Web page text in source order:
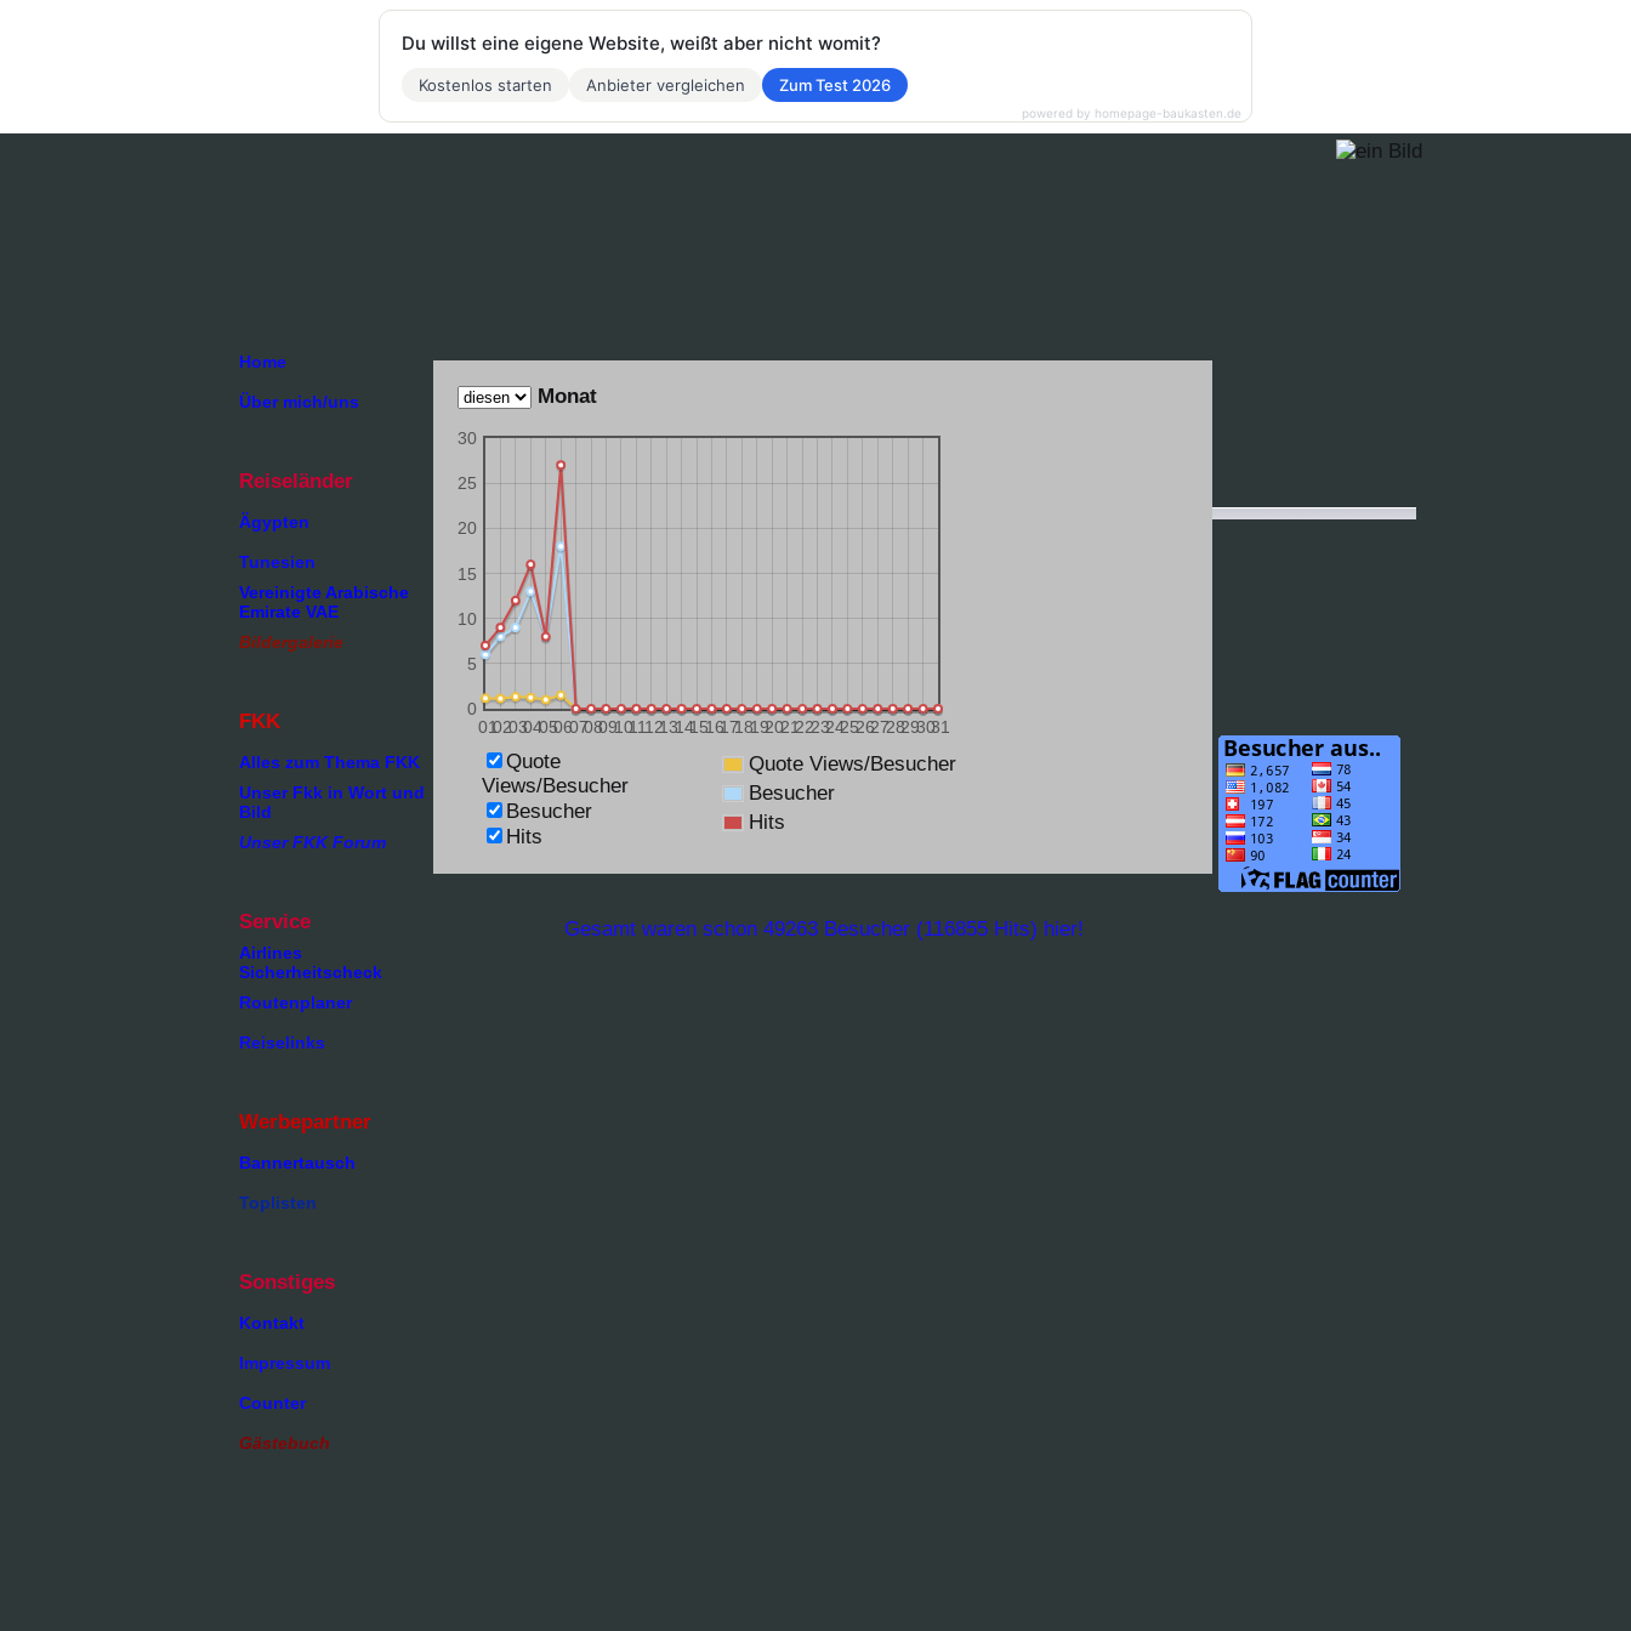
Home
Über mich/uns
Reiseländer
Ägypten
Tunesien
Vereinigte Arabische
Emirate VAE
Bildergalerie
FKK
Alles zum Thema FKK
Unser Fkk in Wort und
Bild
Unser FKK Forum
Service
Airlines
Sicherheitscheck
Routenplaner
Reiselinks
Werbepartner
Bannertausch
Toplisten
Sonstiges
Kontakt
Impressum
Counter
Gästebuch
Monat
01020304050607080910111213141516171819202122232425262728293031
0
5
10
15
20
25
30
Quote Views/Besucher
Besucher
Hits
Quote
Views/Besucher
Besucher
Hits
Gesamt waren schon 49263 Besucher (116855 Hits) hier!
Du willst eine eigene Website, weißt aber nicht womit?
Kostenlos starten Anbieter vergleichen Zum Test 2026
powered by homepage-baukasten.de